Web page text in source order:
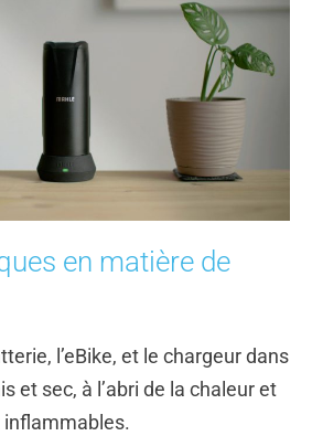
en matière de
l’eBike, et le chargeur dans
et sec, à l’abri de la chaleur et